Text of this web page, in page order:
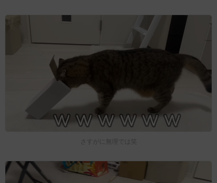
さすがに無理では笑